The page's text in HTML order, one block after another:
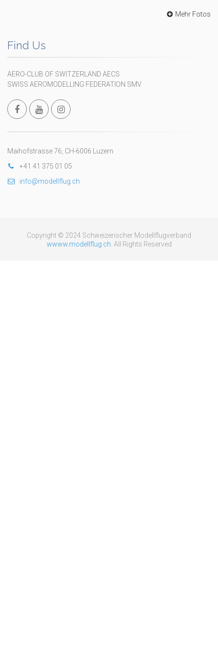
Mehr Fotos
Find Us
AERO-CLUB OF SWITZERLAND AECS
SWISS AEROMODELLING FEDERATION SMV
Maihofstrasse 76, CH-6006 Luzern
+41 41 375 01 05
info@modellflug.ch
Copyright © 2024 Schweizerischer Modellflugverband
wwww.modellflug.ch . All Rights Reserved